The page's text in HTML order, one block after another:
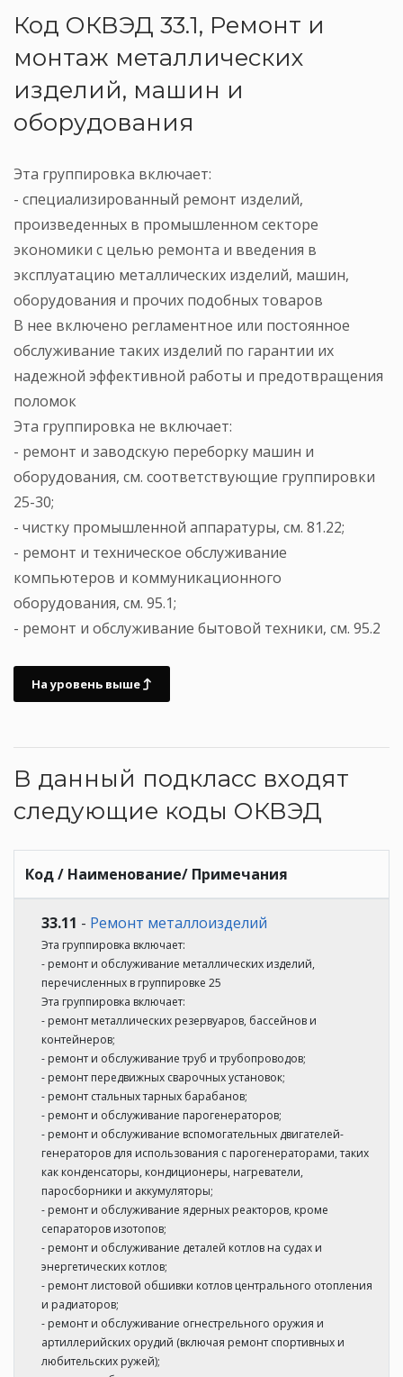
Код ОКВЭД 33.1, Ремонт и
монтаж металлических
изделий, машин и
оборудования
Эта группировка включает:
- специализированный ремонт изделий,
произведенных в промышленном секторе
экономики с целью ремонта и введения в
эксплуатацию металлических изделий, машин,
оборудования и прочих подобных товаров
В нее включено регламентное или постоянное
обслуживание таких изделий по гарантии их
надежной эффективной работы и предотвращения
поломок
Эта группировка не включает:
- ремонт и заводскую переборку машин и
оборудования, см. соответствующие группировки
25-30;
- чистку промышленной аппаратуры, см. 81.22;
- ремонт и техническое обслуживание
компьютеров и коммуникационного
оборудования, см. 95.1;
- ремонт и обслуживание бытовой техники, см. 95.2
На уровень выше
В данный подкласс входят
следующие коды ОКВЭД
Код / Наименование/ Примечания
33.11 - Ремонт металлоизделий
Эта группировка включает:
- ремонт и обслуживание металлических изделий,
перечисленных в группировке 25
Эта группировка включает:
- ремонт металлических резервуаров, бассейнов и
контейнеров;
- ремонт и обслуживание труб и трубопроводов;
- ремонт передвижных сварочных установок;
- ремонт стальных тарных барабанов;
- ремонт и обслуживание парогенераторов;
- ремонт и обслуживание вспомогательных двигателей-
генераторов для использования с парогенераторами, таких
как конденсаторы, кондиционеры, нагреватели,
паросборники и аккумуляторы;
- ремонт и обслуживание ядерных реакторов, кроме
сепараторов изотопов;
- ремонт и обслуживание деталей котлов на судах и
энергетических котлов;
- ремонт листовой обшивки котлов центрального отопления
и радиаторов;
- ремонт и обслуживание огнестрельного оружия и
артиллерийских орудий (включая ремонт спортивных и
любительских ружей);